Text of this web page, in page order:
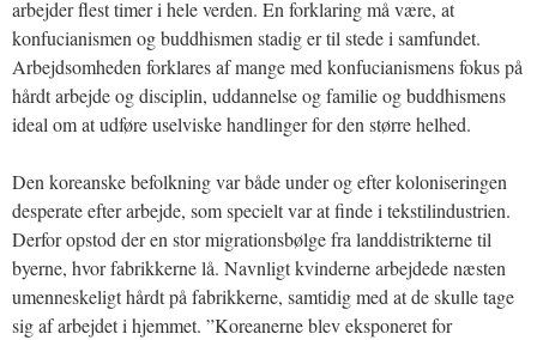
arbejder flest timer i hele verden. En forklaring må være, at
konfucianismen og buddhismen stadig er til stede i samfundet.
Arbejdsomheden forklares af mange med konfucianismens fokus på
hårdt arbejde og disciplin, uddannelse og familie og buddhismens
ideal om at udføre uselviske handlinger for den større helhed.
Den koreanske befolkning var både under og efter koloniseringen
desperate efter arbejde, som specielt var at finde i tekstilindustrien.
Derfor opstod der en stor migrationsbølge fra landdistrikterne til
byerne, hvor fabrikkerne lå. Navnligt kvinderne arbejdede næsten
umenneskeligt hårdt på fabrikkerne, samtidig med at de skulle tage
sig af arbejdet i hjemmet. ”Koreanerne blev eksponeret for